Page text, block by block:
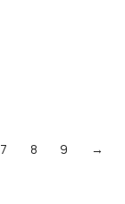
7 8 9 →